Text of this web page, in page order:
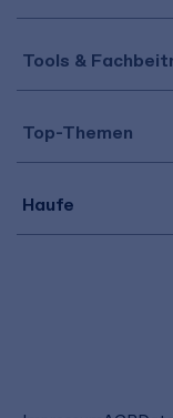
Tools &
Top-Themen
Haufe